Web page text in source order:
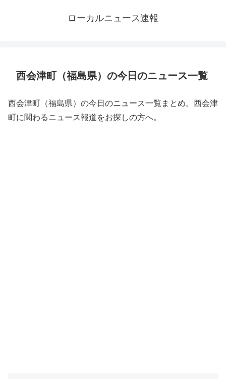
ローカルニュース速報
西会津町（福島県）の今日のニュース一覧
西会津町（福島県）の今日のニュース一覧まとめ。西会津
町に関わるニュース報道をお探しの方へ。